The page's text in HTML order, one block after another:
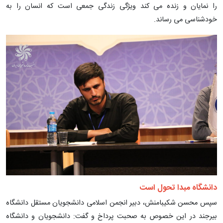
را نمایان و زنده می کند ویژگی زندگی جمعی است که انسان را به
خودشناسی می رساند.
دانشگاه مبدا تحول است
سپس محسن شکیبامنش، دبیر انجمن اسلامی دانشجویان مستقل دانشگاه
بیرجند در این خصوص به صحبت پرداخ و گفت: دانشجویان و دانشگاه